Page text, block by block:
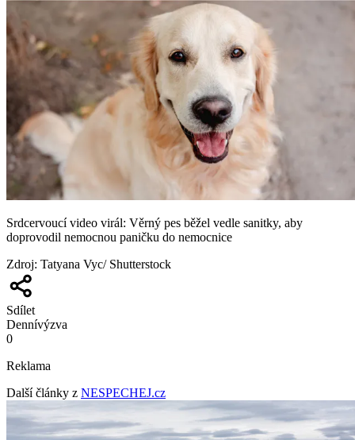
Srdcervoucí video virál: Věrný pes běžel vedle sanitky, aby
doprovodil nemocnou paničku do nemocnice
Zdroj: Tatyana Vyc/ Shutterstock
Sdílet
Dennívýzva
0
Reklama
Další články z NESPECHEJ.cz